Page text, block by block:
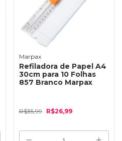
Marpax
Refiladora de Papel A4
30cm para 10 Folhas
857 Branco Marpax
R$35,99 R$26,99